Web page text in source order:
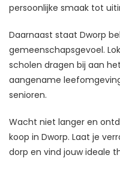
persoonlijke smaak tot
Daarnaast staat Dworp
gemeenschapsgevoel.
scholen dragen bij aan
aangename
senioren.
Wacht niet langer en
koop in Dworp. Laat je
dorp en vind jouw ideale